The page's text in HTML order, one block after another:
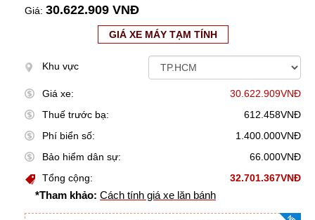
Giá: 30.622.909 VNĐ
GIÁ XE MÁY TẠM TÍNH
Khu vực
Giá xe:
30.622.909VNĐ
Thuế trước bạ:
612.458VNĐ
Phí biển số:
1.400.000VNĐ
Bảo hiểm dân sự:
66.000VNĐ
Tổng cộng:
32.701.367VNĐ
*Tham khảo: Cách tính giá xe lăn bánh